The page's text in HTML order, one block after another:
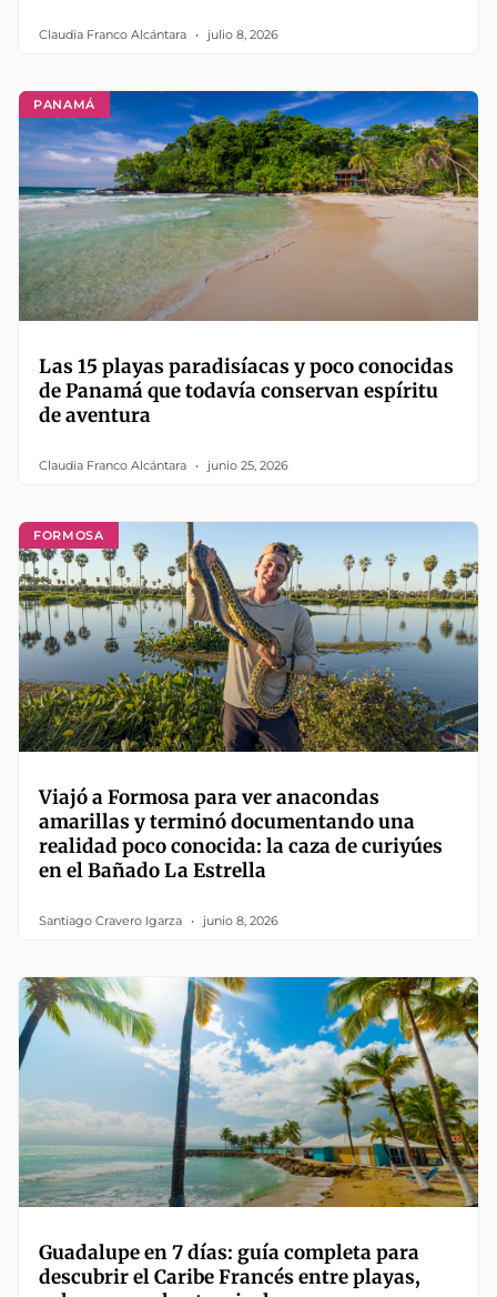
Claudia Franco Alcántara julio 8, 2026
PANAMÁ
Las 15 playas paradisíacas y poco conocidas
de Panamá que todavía conservan espíritu
de aventura
Claudia Franco Alcántara junio 25, 2026
FORMOSA
Viajó a Formosa para ver anacondas
amarillas y terminó documentando una
realidad poco conocida: la caza de curiyúes
en el Bañado La Estrella
Santiago Cravero Igarza junio 8, 2026
Guadalupe en 7 días: guía completa para
descubrir el Caribe Francés entre playas,